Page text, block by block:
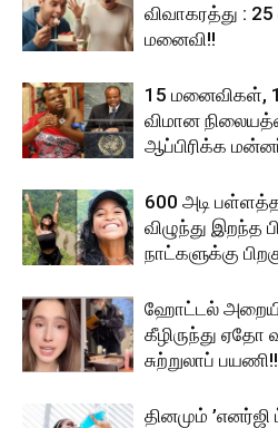
விவாகரத்து :
மனைவி!!
15 மனைவிகள்,
விமான
ஆப்பிரிக்க
600 அடி
விழுந்து இறந்த
நாட்களுக்கு
ஹோட்டல்
கீழிருந்து ஏதோ
சுற்றுலாப் பயணி!!
தினமும் ’எனர்ஜி